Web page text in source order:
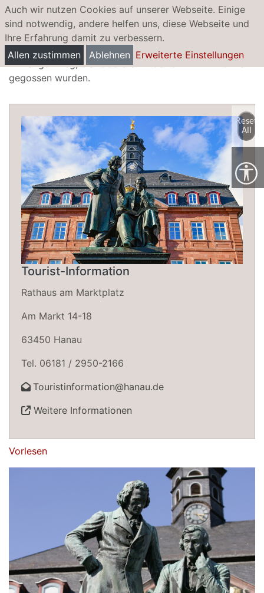
Auch wir nutzen Cookies auf unserer Webseite. Einige
sind notwendig, andere helfen uns, diese Webseite und
Ihre Erfahrung damit zu verbessern.
Allen zustimmen
Ablehnen Erweiterte Einstellungen
Brüder Grimm-Nationaldenkmal
Ein langer Weg, bis 1896 die Brüder Grimm in Bronze
gegossen wurden.
Vorlesen
Tourist-Information
Rathaus am Marktplatz
Am Markt 14-18
63450 Hanau
Tel. 06181 / 2950-2166
Touristinformation@hanau.de
Weitere Informationen
Reset
All